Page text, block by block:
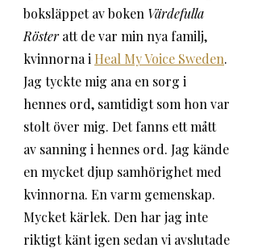
boksläppet av boken Värdefulla
Röster att de var min nya familj,
kvinnorna i Heal My Voice Sweden.
Jag tyckte mig ana en sorg i
hennes ord, samtidigt som hon var
stolt över mig. Det fanns ett mått
av sanning i hennes ord. Jag kände
en mycket djup samhörighet med
kvinnorna. En varm gemenskap.
Mycket kärlek. Den har jag inte
riktigt känt igen sedan vi avslutade